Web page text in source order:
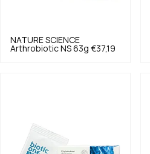
NATURE SCIENCE
Arthrobiotic NS 63g €37,19